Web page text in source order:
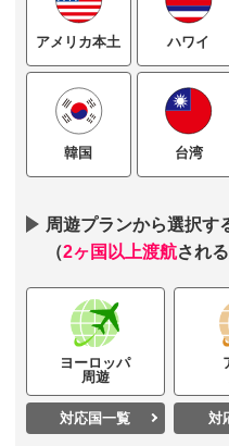
アメリカ本土 ハワイ
韓国 台湾
周遊プランから選択す
（2ヶ国以上渡航され
ヨーロッパ
周遊
対応国一覧 対